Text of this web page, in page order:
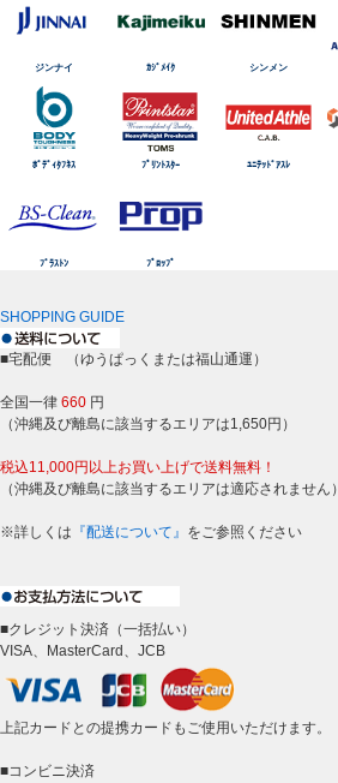
ジンナイ ｶｼﾞﾒｲｸ シンメン
ﾎﾞﾃﾞｨﾀﾌﾈｽ ﾌﾟﾘﾝﾄｽﾀｰ ﾕﾆﾃｯﾄﾞｱｽﾚ
ﾌﾞﾗｽﾄﾝ ﾌﾟﾛｯﾌﾟ
SHOPPING GUIDE
■宅配便 （ゆうぱっくまたは福山通運）
全国一律 660 円
（沖縄及び離島に該当するエリアは1,650円）
税込11,000円以上お買い上げで送料無料！
（沖縄及び離島に該当するエリアは適応されません）
※詳しくは 『配送について』 をご参照ください
■クレジット決済（一括払い）
VISA、MasterCard、JCB
上記カードとの提携カードもご使用いただけます。
■コンビニ決済